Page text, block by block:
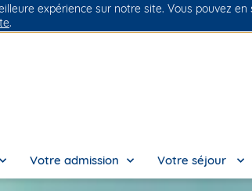
Votre admission Votre séjour
expérience sur notre site. Vous pouvez
.